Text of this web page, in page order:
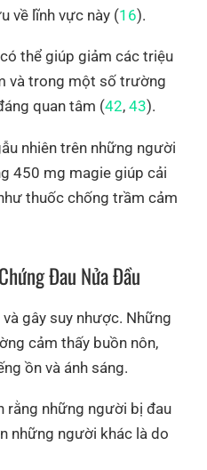
về lĩnh vực này (16).
thể giúp giảm các triệu
và trong một số trường
quan tâm (42, 43).
nhiên trên những người
450 mg magie giúp cải
thuốc chống trầm cảm
Chứng Đau Nửa Đầu
và gây suy nhược. Những
cảm thấy buồn nôn,
ồn và ánh sáng.
rằng những người bị đau
những người khác là do